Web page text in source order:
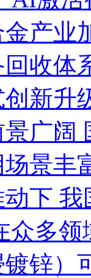
产业
收体
新升
广阔
景丰
下
众多
锌）